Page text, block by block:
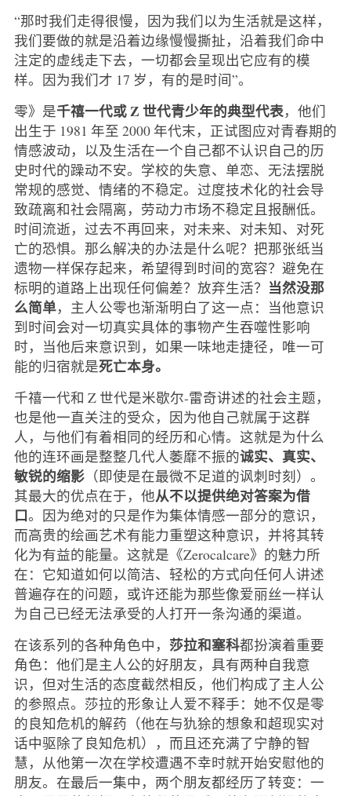
“那时我们走得很慢，因为我们以为生活就是这样，
我们要做的就是沿着边缘慢慢撕扯，沿着我们命中
注定的虚线走下去，一切都会呈现出它应有的模
样。因为我们才 17 岁，有的是时间”。
零》是千禧一代或 Z 世代青少年的典型代表，他们
出生于 1981 年至 2000 年代末，正试图应对青春期的
情感波动，以及生活在一个自己都不认识自己的历
史时代的躁动不安。学校的失意、单恋、无法摆脱
常规的感觉、情绪的不稳定。过度技术化的社会导
致疏离和社会隔离，劳动力市场不稳定且报酬低。
时间流逝，过去不再回来，对未来、对未知、对死
亡的恐惧。那么解决的办法是什么呢？把那张纸当
遗物一样保存起来，希望得到时间的宽容？避免在
标明的道路上出现任何偏差？放弃生活？ 当然没那
么简单，主人公零也渐渐明白了这一点：当他意识
到时间会对一切真实具体的事物产生吞噬性影响
时，当他后来意识到，如果一味地走捷径，唯一可
能的归宿就是死亡本身。
千禧一代和 Z 世代是米歇尔-雷奇讲述的社会主题，
也是他一直关注的受众，因为他自己就属于这群
人，与他们有着相同的经历和心情。这就是为什么
他的连环画是整整几代人萎靡不振的诚实、真实、
敏锐的缩影（即使是在最微不足道的讽刺时刻）。
其最大的优点在于，他从不以提供绝对答案为借
口。因为绝对的只是作为集体情感一部分的意识，
而高贵的绘画艺术有能力重塑这种意识，并将其转
化为有益的能量。这就是《Zerocalcare》的魅力所
在：它知道如何以简洁、轻松的方式向任何人讲述
普遍存在的问题，或许还能为那些像爱丽丝一样认
为自己已经无法承受的人打开一条沟通的渠道。
在该系列的各种角色中， 莎拉和塞科都扮演着重要
角色：他们是主人公的好朋友，具有两种自我意
识，但对生活的态度截然相反，他们构成了主人公
的参照点。莎拉的形象让人爱不释手：她不仅是零
的良知危机的解药（他在与犰狳的想象和超现实对
话中驱除了良知危机），而且还充满了宁静的智
慧，从他第一次在学校遭遇不幸时就开始安慰他的
朋友。在最后一集中，两个朋友都经历了转变：一